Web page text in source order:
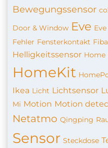
Bewegungssensor
Door & Window Eve
Fehler Fensterkontakt
Helligkeitssensor Home
HomeKit
Ikea Licht Lichtsensor
Mi Motion Motion
Netatmo Qingping
Sensor Steckdose